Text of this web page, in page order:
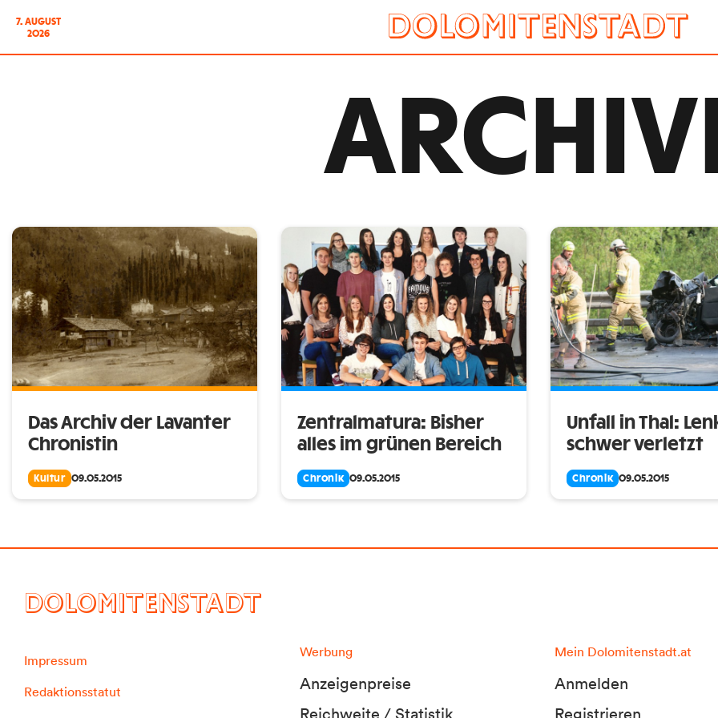
7. AUGUST
2026
Das Archiv der Lavanter
Chronistin
Kultur 09.05.2015
Zentralmatura: Bisher
alles im grünen Bereich
Chronik 09.05.2015
Unfall in Thal:
schwer verletzt
Chronik 09.05.2015
DOLOMITENSTADT
Impressum
Redaktionsstatut
Werbung
Anzeigenpreise
Reichweite / Statistik
Mein Dolomitenstadt.at
Anmelden
Registrieren